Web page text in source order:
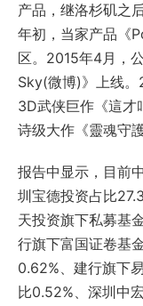
产品，继洛杉矶之
年初，当家产品《
区。2015年4月，
Sky(微博)》上线
3D武侠巨作《這才
诗级大作《靈魂守護
报告中显示，目前
圳宝德投资占比
天投资旗下私募基
行旗下富国证卷基
0.62%、建行旗下
比0.52%、深圳中